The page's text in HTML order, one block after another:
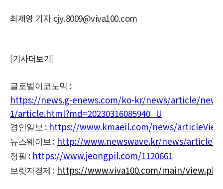
최제영 기자 cjy.8009@viva100.com
[기사더보기]
글로벌이코노믹 :
https://news.g-enews.com/ko-kr/news/article/
1/article.html?md=20230316085940_U
경인일보 : https://www.kmaeil.com/news/
뉴스웨이브 : http://www.newswave.kr/news/
정필 : https://www.jeongpil.com/1120661
브릿지경제 : https://www.viva100.com/main/